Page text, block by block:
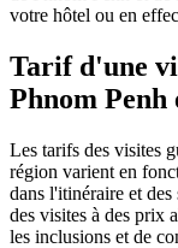
votre hôtel ou en
Tarif d'une
Phnom Penh
Les tarifs des visites
région varient en
dans l'itinéraire et
des visites à des prix
les inclusions et de